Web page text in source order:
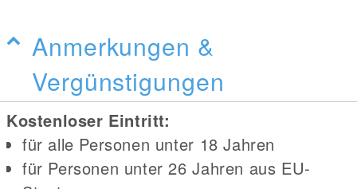
Anmerkungen &
Vergünstigungen
Kostenloser Eintritt:
für alle Personen unter 18 Jahren
für Personen unter 26 Jahren aus EU-